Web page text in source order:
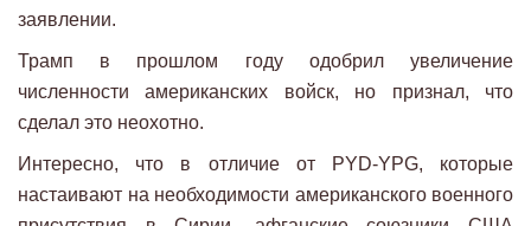
заявлении.
Трамп в прошлом году одобрил увеличение
численности американских войск, но признал, что
сделал это неохотно.
Интересно, что в отличие от PYD-YPG, которые
настаивают на необходимости американского военного